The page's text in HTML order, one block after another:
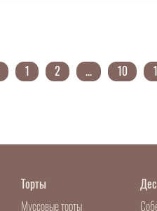
1 2 ... 10
Торты
Муссовые торты